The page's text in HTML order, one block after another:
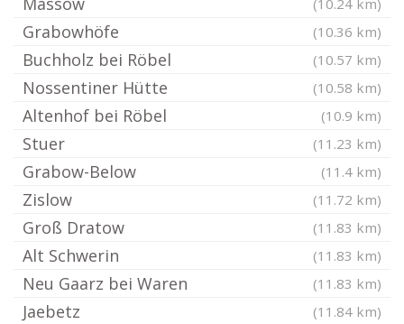
(10.24 km)
Grabowhöfe (10.36 km)
Buchholz bei Röbel (10.57 km)
Nossentiner Hütte (10.58 km)
Altenhof bei Röbel (10.9 km)
Stuer (11.23 km)
Grabow-Below (11.4 km)
Zislow (11.72 km)
Groß Dratow (11.83 km)
Alt Schwerin (11.83 km)
Neu Gaarz bei Waren (11.83 km)
Jaebetz (11.84 km)